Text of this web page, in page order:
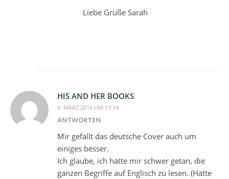
Liebe Grüße Sarah
HIS AND HER BOOKS
6. MÄRZ 2016 UM 13:14
ANTWORTEN
Mir gefällt das deutsche Cover auch um
einiges besser.
Ich glaube, ich hätte mir schwer getan, die
ganzen Begriffe auf Englisch zu lesen. (Hätte